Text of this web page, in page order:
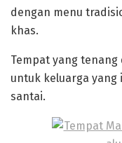
dengan menu
khas.
Tempat yang
untuk keluarga
santai.